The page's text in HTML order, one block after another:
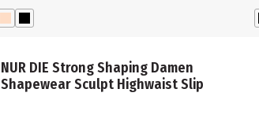
NUR DIE Strong Shaping Damen
Shapewear Sculpt Highwaist Slip